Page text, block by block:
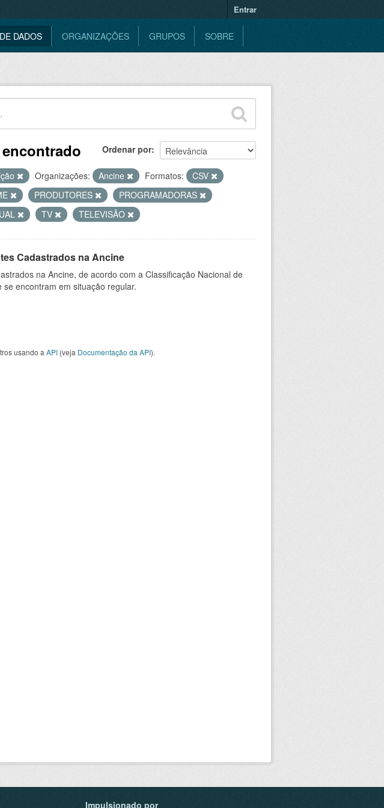
Entrar
DADOS ORGANIZAÇÕES GRUPOS SOBRE
Ordenar por
Organizações: Ancine Formatos:
CSV
PRODUTORES
PROGRAMADORAS
TV TELEVISÃO
Cadastrados na Ancine
na Ancine, de acordo com a Classificação Nacional de
encontram em situação regular.
usando a API (veja Documentação da API).
Impulsionado por